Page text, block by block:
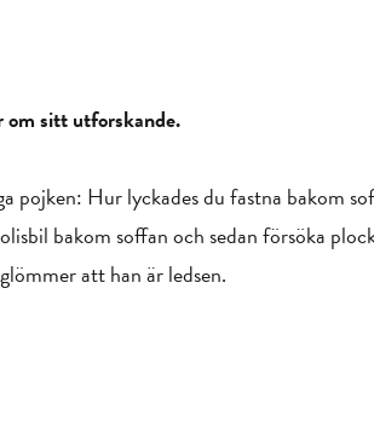
om sitt utforskande.
Hur lyckades du fastna bakom
bakom soffan och sedan försöka
att han är ledsen.